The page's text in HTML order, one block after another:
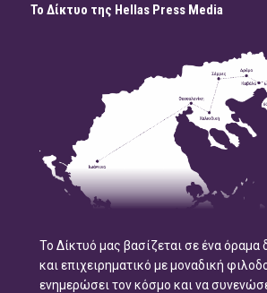
Το Δίκτυο της Hellas Press Media
Το Δίκτυό μας βασίζεται σε ένα όραμα
και επιχειρηματικό με μοναδική
ενημερώσει τον κόσμο και να